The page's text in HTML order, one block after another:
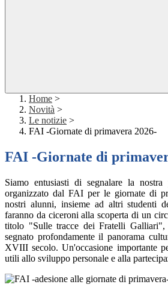
Home >
Novità >
Le notizie >
FAI -Giornate di primavera 2026-
FAI -Giornate di
Siamo entusiasti di segnalare la nostra
organizzato dal FAI per le giornate di
nostri alunni, insieme ad altri studenti
faranno da ciceroni alla scoperta di un
titolo "Sulle tracce dei Fratelli
segnato profondamente il panorama
XVIII secolo. Un'occasione importante
utili allo sviluppo personale e alla